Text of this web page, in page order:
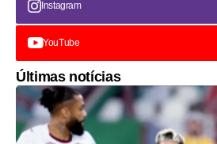
Instagram
YouTube
Últimas notícias